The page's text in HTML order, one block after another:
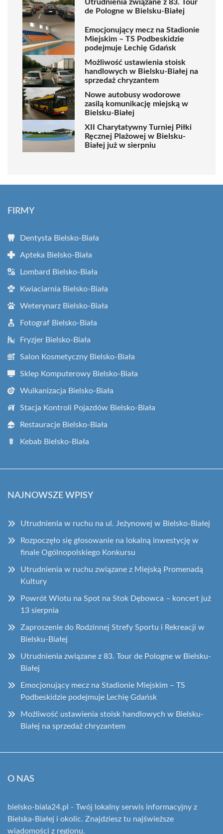
Utrudnienia związane z 83. Tour
de Pologne w Bielsku-Białej
Emocjonujący mecz na Stadionie
Miejskim – TS Podbeskidzie
podejmuje Lechię Gdańsk
Możliwość ustawienia stoisk
handlowych w Bielsku-Białej na
sprzedaż chryzantem
Nowe autobusy wodorowe
zasilą komunikację miejską w
Bielsku-Białej
XII Charytatywny Turniej Piłki
Ręcznej Plażowej w Bielsku-
Białej już w sierpniu
FIRMY
Dentysta Bielsko-Biała
Apteka Bielsko-Biała
Lombard Bielsko-Biała
Kwiaciarnia Bielsko-Biała
Weterynarz Bielsko-Biała
Fotograf Bielsko-Biała
Fryzjer Bielsko-Biała
Salon Kosmetyczny Bielsko-Biała
Sklep Komputerowy Bielsko-Biała
Wulkanizacja Bielsko-Biała
Stacja Kontroli Pojazdów Bielsko-Biała
Restauracje Bielsko-Biała
Kebab Bielsko-Biała
NAJNOWSZE WPISY
Utrudnienia w ruchu na ul. Jeżynowej w Bielsko-Białej
Rozpoczęło się głosowanie na lokalną inwestycję w
finale Ogólnopolskiego Konkursu
Utrudnienia w ruchu związane z Miejską Promenadą
Kultury
Powrót Wlotu na Spot na Stok Dębowca – koncert już
13 sierpnia
Zaproszenie do Rodzinnej Strefy Sportu i Rekreacji w
Bielsku-Białej
Utrudnienia związane z 83. Tour de Pologne w Bielsku-
Białej
Emocjonujący mecz na Stadionie Miejskim – TS
Podbeskidzie podejmuje Lechię Gdańsk
Możliwość ustawienia stoisk handlowych w Bielsku-
Białej na sprzedaż chryzantem
O NAS
bielsko-biala24.pl - Twój lokalny serwis informacyjny z
Bielska-Białej i okolic. Znajdziesz tu najświeższe
wiadomości z regionu.